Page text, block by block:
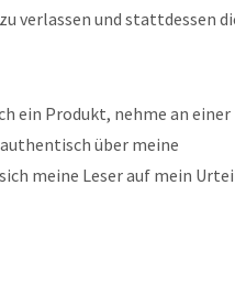
verlassen und stattdessen
ein Produkt, nehme an einer
über meine
meine Leser auf mein